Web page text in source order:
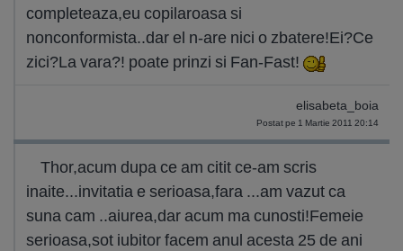
completeaza,eu copilaroasa si
nonconformista..dar el n-are nici o zbatere!Ei?Ce
zici?La vara?! poate prinzi si Fan-Fast!
elisabeta_boia
Postat pe 1 Martie 2011 20:14
Thor,acum dupa ce am citit ce-am scris
inaite...invitatia e serioasa,fara ...am vazut ca
suna cam ..aiurea,dar acum ma cunosti!Femeie
serioasa,sot iubitor facem anul acesta 25 de ani